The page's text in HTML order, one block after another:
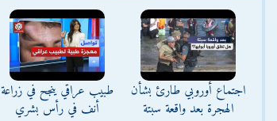
اجتماع أوروبي طارئ بشأن
الهجرة بعد واقعة سبتة
طبيب عراقي ينجح في زراعة
أنف في رأس بشري